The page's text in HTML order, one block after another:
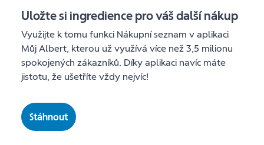
Uložte si ingredience pro váš další nákup
Využijte k tomu funkci Nákupní seznam v aplikaci
Můj Albert, kterou už využívá více než 3,5 milionu
spokojených zákazníků. Díky aplikaci navíc máte
jistotu, že ušetříte vždy nejvíc!
Stáhnout